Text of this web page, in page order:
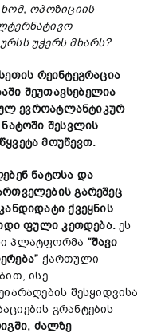
ოპოზიციის
უჭერს მხარს?
ს რეინტეგრაცია
შეუთავსებელია
ევროატლანტიკურ
შესვლის
მოუწევთ.
ნატოსა და
გარეშეც
ქვეყნის
ფული კეთდება. ეს
პლატფორმა “შავი
ქართული
ისე
შესყიდვისა
გრანტების
ძალზე